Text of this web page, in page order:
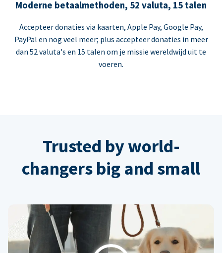
Moderne betaalmethoden, 52 valuta, 15 talen
Accepteer donaties via kaarten, Apple Pay, Google Pay,
PayPal en nog veel meer; plus accepteer donaties in meer
dan 52 valuta's en 15 talen om je missie wereldwijd uit te
voeren.
Trusted by world-
changers big and small